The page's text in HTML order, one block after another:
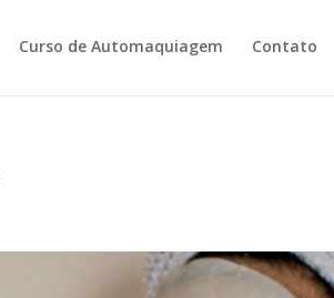
Curso de Automaquiagem Contato